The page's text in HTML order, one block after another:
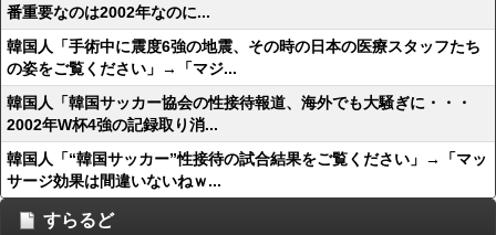
番重要なのは2002年なのに...
韓国人「手術中に震度6強の地震、その時の日本の医療スタッフたち
の姿をご覧ください」→「マジ...
韓国人「韓国サッカー協会の性接待報道、海外でも大騒ぎに・・・
2002年W杯4強の記録取り消...
韓国人「“韓国サッカー”性接待の試合結果をご覧ください」→「マッ
サージ効果は間違いないねｗ...
すらるど